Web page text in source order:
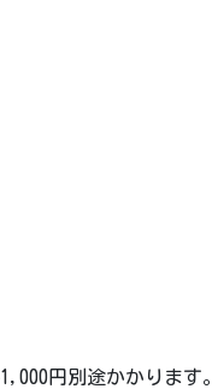
円別途かかります。